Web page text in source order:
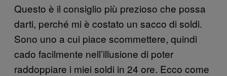
Questo è il consiglio più prezioso che possa
darti, perché mi è costato un sacco di soldi.
Sono uno a cui piace scommettere, quindi
cado facilmente nell’illusione di poter
raddoppiare i miei soldi in 24 ore. Ecco come